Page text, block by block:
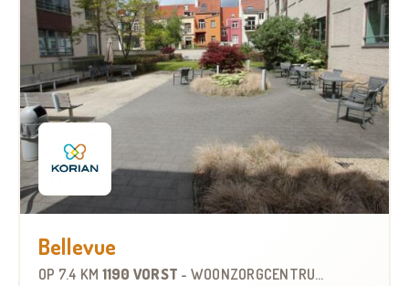
Bellevue
OP 7.4 KM 1190 VORST - WOONZORGCENTRUM (WZC)